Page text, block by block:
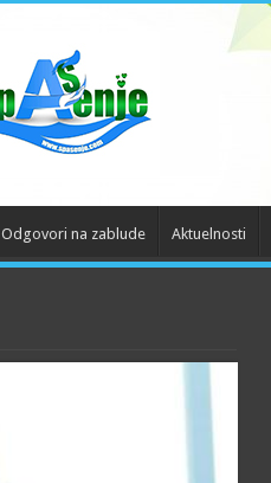
Odgovori na zablude Aktuelnosti